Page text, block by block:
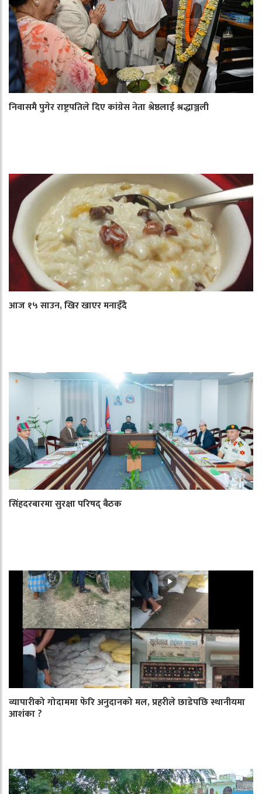
निवासमै पुगेर राष्ट्रपतिले दिए कांग्रेस नेता श्रेष्ठलाई श्रद्धाञ्जली
आज १५ साउन, खिर खाएर मनाइँदै
सिंहदरबारमा सुरक्षा परिषद् बैठक
व्यापारीको गोदाममा फेरि अनुदानको मल, प्रहरीले छाडेपछि स्थानीयमा
आशंका ?